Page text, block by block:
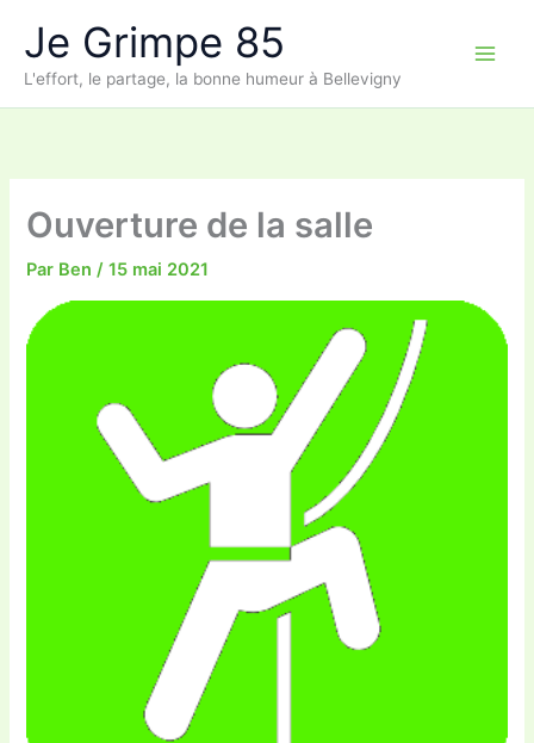
contenu
Je Grimpe 85
L'effort, le partage, la bonne humeur à Bellevigny
Ouverture de la salle
Par Ben/15 mai 2021